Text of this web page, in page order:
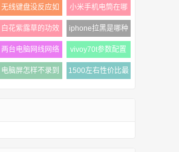
的操作步骤图解
夹电脑重启之
无线键盘没反应如
何解决（无线键盘
没反应什么原
小米手机电筒在哪
里打开（小米手机
快速打开手电
白花紫露草的功效
与作用（白花紫露
草的应用与价
iphone拉黑是哪种
提示音（iphone拉
黑好友步骤教程）
两台电脑网线网络
地址一根网线连接
的两台电脑是
vivoy70t参数配置
价格分享
（vivoy70t手机的
电脑屏怎样不录到
1500左右性价比最